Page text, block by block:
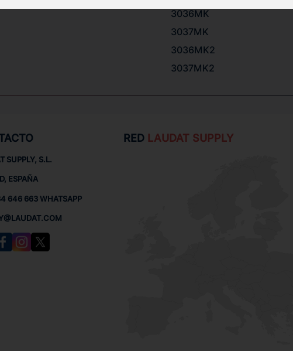
3036MK
3037MK
3036MK2
3037MK2
SUPPLY, S.L.
ESPAÑA
646 663 WHATSAPP
RED LAUDAT SUPPLY